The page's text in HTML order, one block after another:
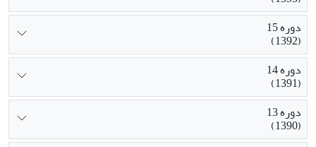
دوره 15
(1392)
دوره 14
(1391)
دوره 13
(1390)